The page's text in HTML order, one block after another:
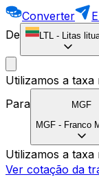
Converter
De
LTL - Litas
Utilizamos a taxa
Para
MGF
MGF - Franco
Utilizamos a taxa
Ver cotação da